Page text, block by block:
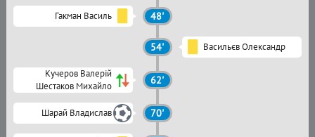
Гакман Василь 48'
54' Васильєв Олександр
Кучеров Валерій
Шестаков Михайло
62'
Шарай Владислав 70'